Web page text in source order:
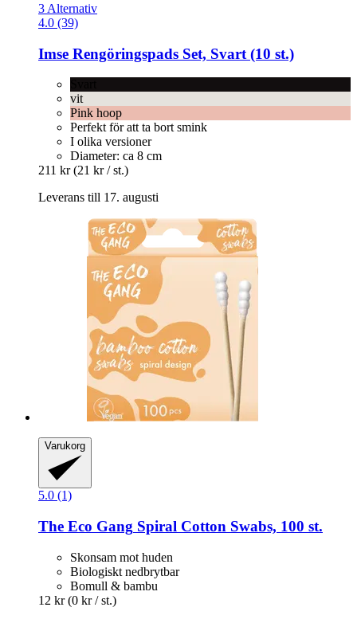
3 Alternativ
4.0 (39)
Imse Rengöringspads Set, Svart (10 st.)
vit
Pink hoop
Perfekt för att ta bort smink
I olika versioner
Diameter: ca 8 cm
211 kr (21 kr / st.)
Leverans till 17. augusti
Varukorg
5.0 (1)
The Eco Gang Spiral Cotton Swabs, 100 st.
Skonsam mot huden
Biologiskt nedbrytbar
Bomull & bambu
12 kr (0 kr / st.)